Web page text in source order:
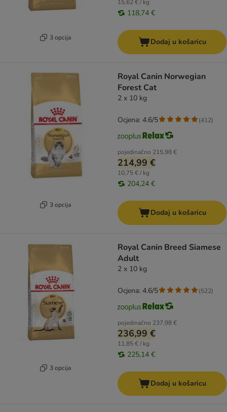
3 opcija
15,62 € / kg
118,74 €
Dodaj u košaricu
3 opcija
Royal Canin Norwegian
Forest Cat
2 x 10 kg
pojedinačno 215,98 €
214,99 €
10,75 € / kg
204,24 €
Ocjena: 4.6/5 (412)
Dodaj u košaricu
3 opcija
Royal Canin Breed Siamese
Adult
2 x 10 kg
pojedinačno 237,98 €
236,99 €
11,85 € / kg
225,14 €
Ocjena: 4.6/5 (522)
Dodaj u košaricu